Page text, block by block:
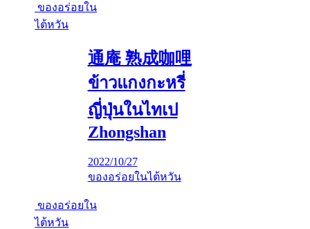
ของอร่อยใน
ไต้หวัน
通庵 熟成咖哩
ข้าวแกงกะหรี่
ญี่ปุ่นในไทเป
Zhongshan
2022/10/27
ของอร่อยในไต้หวัน
ของอร่อยใน
ไต้หวัน